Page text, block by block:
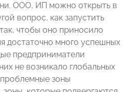
ООО, ИП можно открыть в
вопрос, как запустить
чтобы оно приносило
достаточно много успешных
предприниматели
не возникало глобальных
зоны